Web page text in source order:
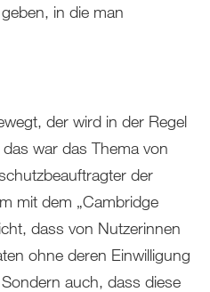
in die man
der wird in der Regel
war das Thema von
der
mit dem „Cambridge
dass von Nutzerinnen
ohne deren Einwilligung
auch, dass diese